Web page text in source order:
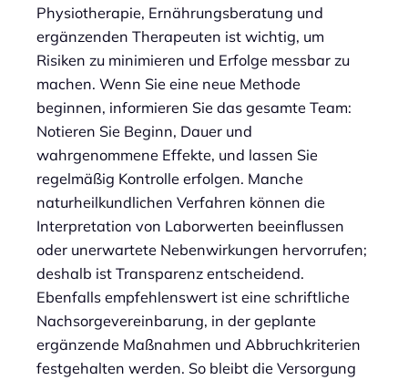
Physiotherapie, Ernährungsberatung und
ergänzenden Therapeuten ist wichtig, um
Risiken zu minimieren und Erfolge messbar zu
machen. Wenn Sie eine neue Methode
beginnen, informieren Sie das gesamte Team:
Notieren Sie Beginn, Dauer und
wahrgenommene Effekte, und lassen Sie
regelmäßig Kontrolle erfolgen. Manche
naturheilkundlichen Verfahren können die
Interpretation von Laborwerten beeinflussen
oder unerwartete Nebenwirkungen hervorrufen;
deshalb ist Transparenz entscheidend.
Ebenfalls empfehlenswert ist eine schriftliche
Nachsorgevereinbarung, in der geplante
ergänzende Maßnahmen und Abbruchkriterien
festgehalten werden. So bleibt die Versorgung